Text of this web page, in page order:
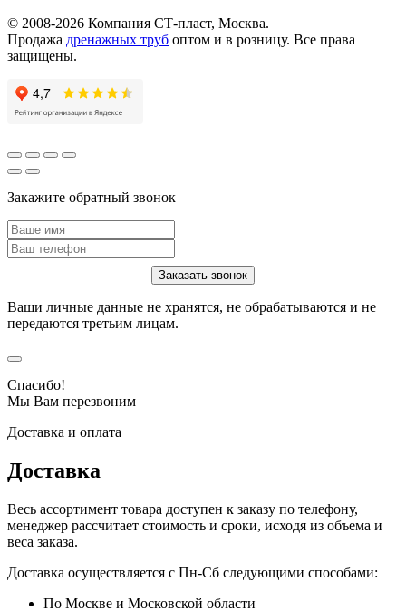
© 2008-2026 Компания СТ-пласт, Москва.
Продажа дренажных труб оптом и в розницу. Все права
защищены.
Закажите обратный звонок
Ваши личные данные не хранятся, не обрабатываются и не
передаются третьим лицам.
Спасибо!
Мы Вам перезвоним
Доставка и оплата
Доставка
Весь ассортимент товара доступен к заказу по телефону,
менеджер рассчитает стоимость и сроки, исходя из объема и
веса заказа.
Доставка осуществляется с Пн-Сб следующими способами:
По Москве и Московской области